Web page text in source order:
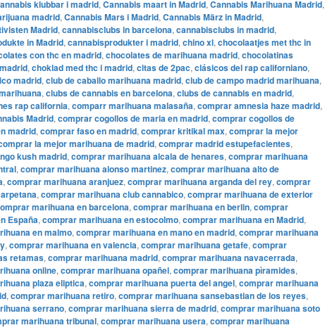
klubbar i madrid, Cannabis maart in Madrid, Cannabis Marihuana Madrid,
madrid, Cannabis Mars i Madrid, Cannabis März in Madrid,
Madrid, cannabisclubs in barcelona, cannabisclubs in madrid,
in Madrid, cannabisprodukter i madrid, chino xl, chocolaatjes met thc in
con thc en madrid, chocolates de marihuana madrid, chocolatinas
, choklad med thc i madrid, citas de 2pac, clásicos del rap californiano,
madrid, club de caballo marihuana madrid, club de campo madrid marihuana,
, clubs de cannabis en barcelona, clubs de cannabis en madrid,
rap california, comparr marihuana malasaña, comprar amnesia haze madrid,
Madrid, comprar cogollos de maria en madrid, comprar cogollos de
madrid, comprar faso en madrid, comprar kritikal max, comprar la mejor
la mejor marihuana de madrid, comprar madrid estupefacientes,
kush madrid, comprar marihuana alcala de henares, comprar marihuana
, comprar marihuana alonso martinez, comprar marihuana alto de
, comprar marihuana aranjuez, comprar marihuana arganda del rey, comprar
, comprar marihuana club cannabico, comprar marihuana de exterior
marihuana en barcelona, comprar marihuana en berlin, comprar
España, comprar marihuana en estocolmo, comprar marihuana en Madrid,
en malmo, comprar marihuana en mano en madrid, comprar marihuana
, comprar marihuana en valencia, comprar marihuana getafe, comprar
retamas, comprar marihuana madrid, comprar marihuana navacerrada,
online, comprar marihuana opañel, comprar marihuana pìramides,
plaza eliptica, comprar marihuana puerta del angel, comprar marihuana
, comprar marihuana retiro, comprar marihuana sansebastian de los reyes,
serrano, comprar marihuana sierra de madrid, comprar marihuana soto
marihuana tribunal, comprar marihuana usera, comprar marihuana